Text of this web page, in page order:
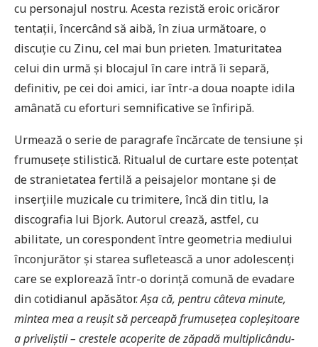
cu personajul nostru. Acesta rezistă eroic oricăror
tentații, încercând să aibă, în ziua următoare, o
discuție cu Zinu, cel mai bun prieten. Imaturitatea
celui din urmă și blocajul în care intră îi separă,
definitiv, pe cei doi amici, iar într-a doua noapte idila
amânată cu eforturi semnificative se înfiripă.
Urmează o serie de paragrafe încărcate de tensiune și
frumusețe stilistică. Ritualul de curtare este potențat
de stranietatea fertilă a peisajelor montane și de
inserțiile muzicale cu trimitere, încă din titlu, la
discografia lui Bjork. Autorul crează, astfel, cu
abilitate, un corespondent între geometria mediului
înconjurător și starea sufletească a unor adolescenți
care se explorează într-o dorință comună de evadare
din cotidianul apăsător.Așa că, pentru câteva minute,
mintea mea a reușit să perceapă frumusețea copleșitoare
a priveliștii – crestele acoperite de zăpadă multiplicându-